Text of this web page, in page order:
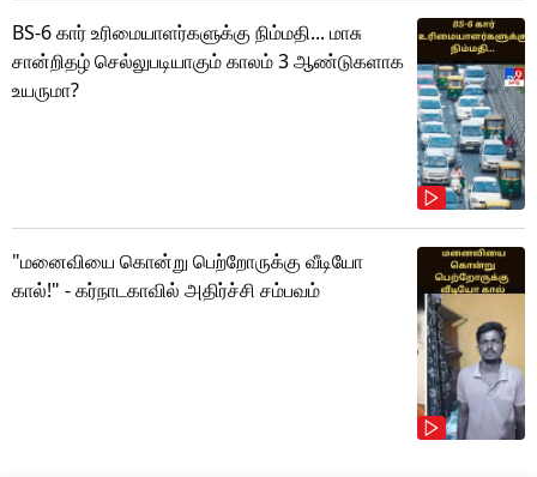
BS-6 கார் உரிமையாளர்களுக்கு நிம்மதி... மாசு
சான்றிதழ் செல்லுபடியாகும் காலம் 3 ஆண்டுகளாக
உயருமா?
"மனைவியை கொன்று பெற்றோருக்கு வீடியோ
கால்!" - கர்நாடகாவில் அதிர்ச்சி சம்பவம்